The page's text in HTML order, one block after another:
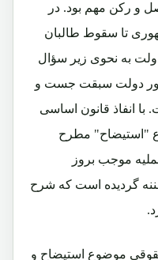
و رکن مهم بود. در
تا سقوط طالبان
به نحوی زیر سؤال
امور دولت سبقت جست و
با انفاذ قانون اساسی
موضوع "استیضاح" مطرح
موجب بروز
گردیده است که شرح
موضوع استیضاح و